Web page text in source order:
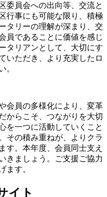
委員会への出向等、交流と
行事にも可能な限り、積極
タリーの理解が深まり、交
員であることに価値を感じ
タリアンとして、大切にす
いただき、より充実したロ
。
会員の多様化により、変革
からこそ、つながりを大切
を一つに活動していくこと
その積み重ねが、よりクラ
す。本年度、会員同士支え
きましょう。ご支援ご協力
ます。
イト